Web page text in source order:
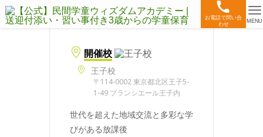
お電話で問い合
わせ
MENU
開催校
王子校
〒114-0002 東京都北区王子5-
1-49 ブランシエール王子内
世代を超えた地域交流と多彩な学
びがある放課後